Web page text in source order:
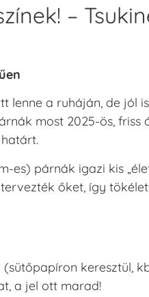
–
lenne a ruháján, de jól
most 2025-ös,
es) párnák igazi kis
őket, így
keresztül,
a jel ott marad!